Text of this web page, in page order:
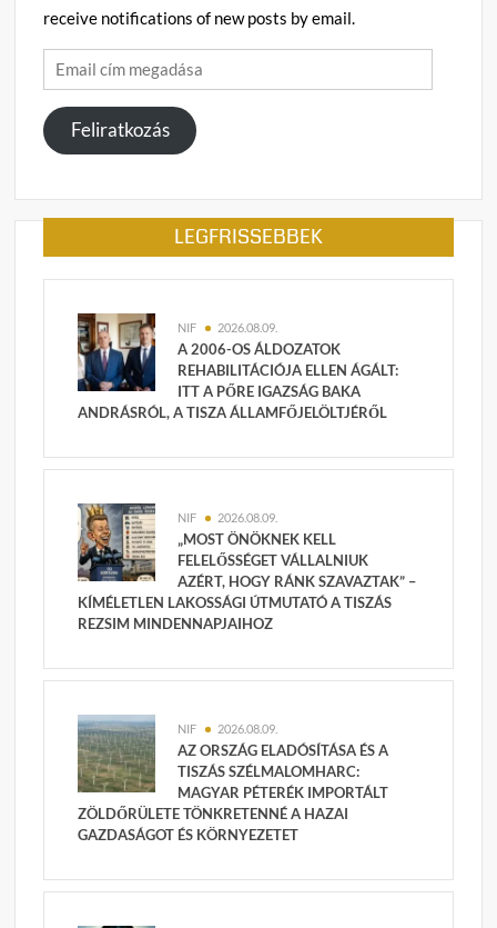
receive notifications of new posts by email.
Email
cím
megadása
Feliratkozás
LEGFRISSEBBEK
NIF 2026.08.09.
A 2006-OS ÁLDOZATOK
REHABILITÁCIÓJA ELLEN ÁGÁLT:
ITT A PŐRE IGAZSÁG BAKA
ANDRÁSRÓL, A TISZA ÁLLAMFŐJELÖLTJÉRŐL
NIF 2026.08.09.
„MOST ÖNÖKNEK KELL
FELELŐSSÉGET VÁLLALNIUK
AZÉRT, HOGY RÁNK SZAVAZTAK” –
KÍMÉLETLEN LAKOSSÁGI ÚTMUTATÓ A TISZÁS
REZSIM MINDENNAPJAIHOZ
NIF 2026.08.09.
AZ ORSZÁG ELADÓSÍTÁSA ÉS A
TISZÁS SZÉLMALOMHARC:
MAGYAR PÉTERÉK IMPORTÁLT
ZÖLDŐRÜLETE TÖNKRETENNÉ A HAZAI
GAZDASÁGOT ÉS KÖRNYEZETET